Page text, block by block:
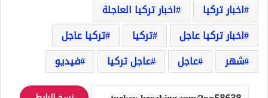
اخبار تركيا
اخبار تركيا العاجلة
اخبار تركيا عاجل
تركيا
تركيا عاجل
شهر
عاجل عاجل تركيا فيديو